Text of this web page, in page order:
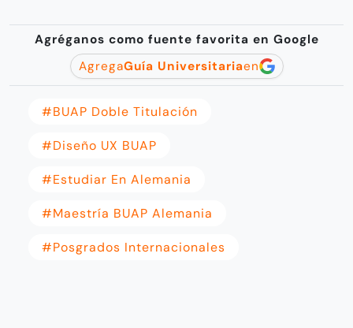
Agréganos como fuente favorita en Google
AgregaGuía Universitariaen
#BUAP Doble Titulación
#Diseño UX BUAP
#Estudiar En Alemania
#Maestría BUAP Alemania
#posgrados Internacionales